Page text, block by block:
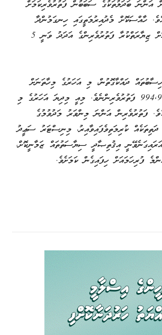
އަންނަ ބަދަލުތަކުގެ ސަބަބުން ފަތުރުވެރިކަމަށް
ހާއްސަކޮށް މެދުއިރުމަތީގައި ހިނގަމުންދާ
ހަނގުރާމަތަކުގެ ސަބަބުން ރާއްޖެއަށް ޒިޔާރަތްކުރާ ފަތުރުވެރިންގެ އަދަދު ވަނީ 5
ދައްކާގޮތުން، މި އަހަރުގެ މިހާތަނަށް
ރާއްޖެއަށް ޒިޔާރަތްކޮށްފައިވަނީ 994,901 ފަތުރުވެރިންނެވެ. މިއީ މިދިޔަ އަހަރުގެ މި
ފަތުރުވެރިން އަންނަ މިންވަރު މަދުވުމުގެ
ކުރިމަތިވެފައިވާއިރު، މިނިސްޓަރު ސަޢީދު
އިޤުތިޞާދީ ސިޔާސަތުތައް ޒަމާނީކޮށް،
ފުރިހަމައަށް ހިފައިގެން ކަމަށެވެ.